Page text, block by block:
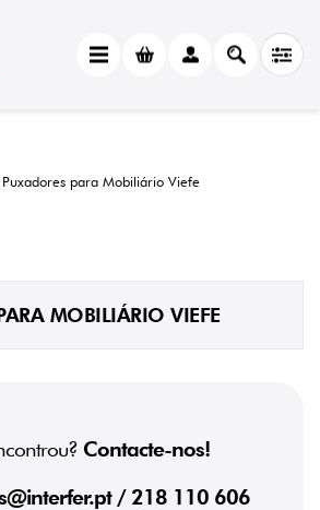
Puxadores para Mobiliário Viefe
MOBILIÁRIO VIEFE
Contacte-nos!
/ 218 110 606